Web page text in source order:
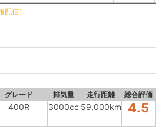
信）
グレード 排気量 走行距離 総合評価
400R 3000cc 59,000km 4.5